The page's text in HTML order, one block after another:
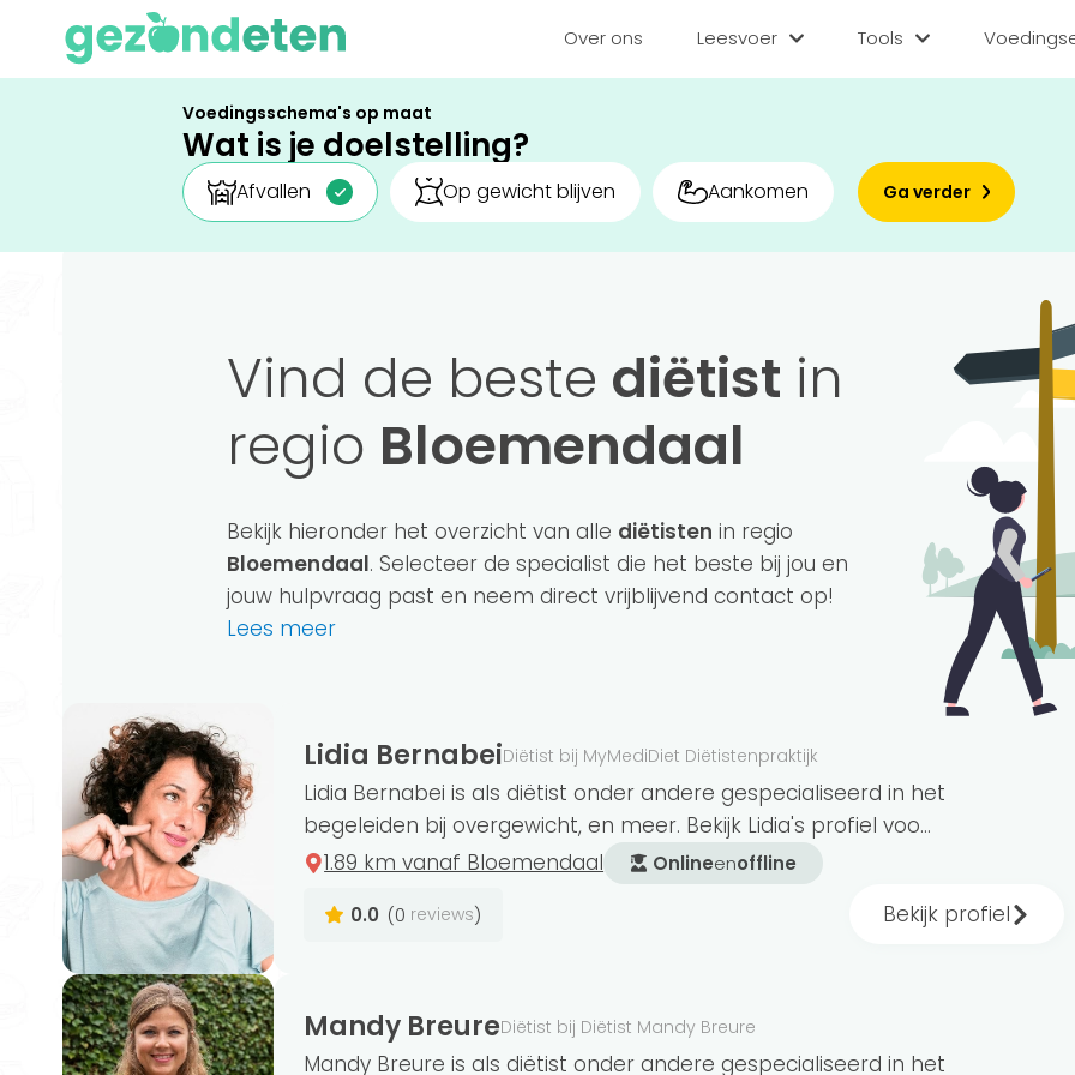
Over ons Leesvoer
Gezond leven
Voeding
Tools
BMI berekenen
Caloriebehoefte
Calorieverbruik
Hoe gezond eet jij?
Voedingsschema's op maat
Wat is je doelstelling?
Afvallen Op gewicht blijven Aankomen Ga verder
Vind de beste diëtist in
regio Bloemendaal
Bekijk hieronder het overzicht van alle diëtisten in regio
Bloemendaal. Selecteer de specialist die het beste bij jou en
jouw hulpvraag past en neem direct vrijblijvend contact op!
Lees meer
Wil jij graag werken aan je eetpatroon of gewicht of heb jij een medische aandoening?
Dan kan begeleiding van een diëtist een goede keuze zijn. Een diëtist weet alles over
voeding en kan jevoedingsadvies op maat geven. Ook kunnen diëtisten je helpen bij
gedragsverandering of eenpersoonlijk voedingsschemavoor je samenstellen.
Sommige diëtisten bieden groepsbegeleiding aan. Kies je voor deze vorm van
begeleiding? Dan werk je in een groep aan je gezondheidsdoelen. Hierdoor heb je
Lidia BernabeiDiëtist bij MyMediDiet Diëtistenpraktijk
Lidia Bernabei is als diëtist onder andere gespecialiseerd in het
begeleiden bij overgewicht, en meer. Bekijk Lidia's profiel voo...
1.89 km vanaf Bloemendaal
Onlineenoffline
0.0 (0 reviews) Bekijk profiel
Mandy BreureDiëtist bij Diëtist Mandy Breure
Mandy Breure is als diëtist onder andere gespecialiseerd in het